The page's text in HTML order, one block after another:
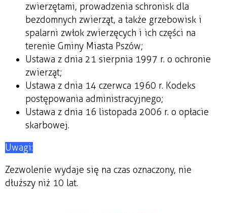
zwierzętami, prowadzenia schronisk dla
bezdomnych zwierząt, a także grzebowisk i
spalarni zwłok zwierzęcych i ich części na
terenie Gminy Miasta Pszów;
Ustawa z dnia 21 sierpnia 1997 r. o ochronie
zwierząt;
Ustawa z dnia 14 czerwca 1960 r. Kodeks
postępowania administracyjnego;
Ustawa z dnia 16 listopada 2006 r. o opłacie
skarbowej.
Uwagi:
Zezwolenie wydaje się na czas oznaczony, nie
dłuższy niż 10 lat.